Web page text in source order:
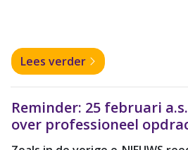
Lees verder
Reminder: 25 februari
over professioneel